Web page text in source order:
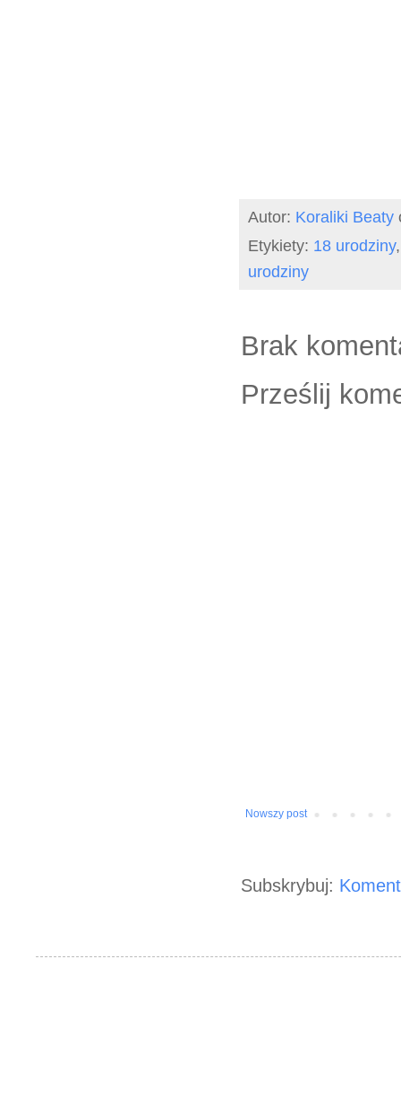
Autor: Koraliki Beaty
Etykiety: 18 urodziny
urodziny
Brak
Prześlij
Nowszy post
Subskrybuj: